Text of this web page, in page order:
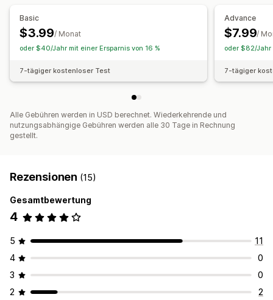
Basic
$3.99/ Monat
oder $40/Jahr mit einer Ersparnis von 16 %
7-tägiger kostenloser Test
Advance
$7.99/
oder $82/Jahr
7-tägiger
Alle Gebühren werden in USD berechnet. Wiederkehrende und
nutzungsabhängige Gebühren werden alle 30 Tage in Rechnung
gestellt.
Rezensionen (15)
Gesamtbewertung
4
5
11
4
0
3
0
2
2